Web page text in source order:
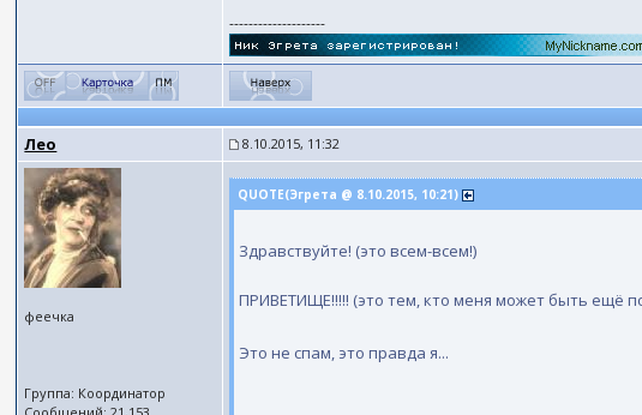
--------------------
Лео 8.10.2015, 11:32
феечка
Группа: Координатор
QUOTE(Эгрета @ 8.10.2015, 10:21)
Здравствуйте! (это всем-всем!)
ПРИВЕТИЩЕ!!!!! (это тем, кто меня может быть ещё
Это не спам, это правда я...